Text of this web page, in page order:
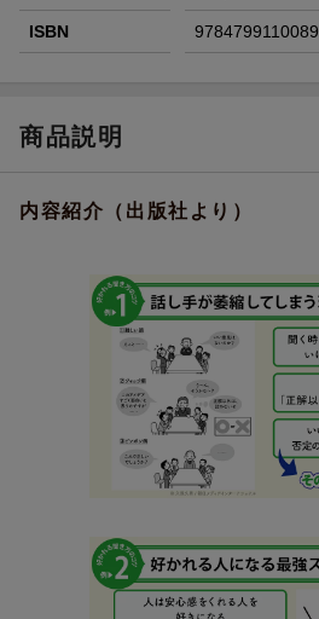
ISBN 9784799110089
商品説明
内容紹介（出版社より）